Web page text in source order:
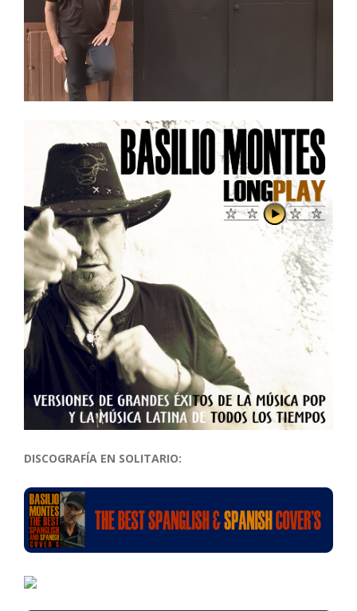
DISCOGRAFÍA EN SOLITARIO: